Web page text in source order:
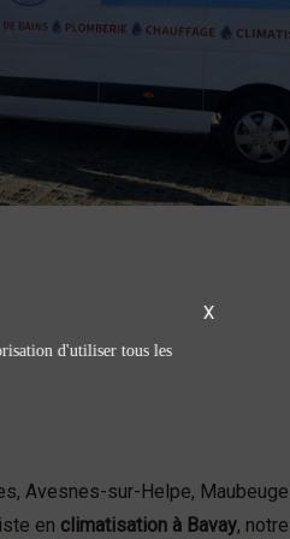
Avesnes-sur-Helpe,
en climatisation à Bavay,
X
d'utiliser tous les